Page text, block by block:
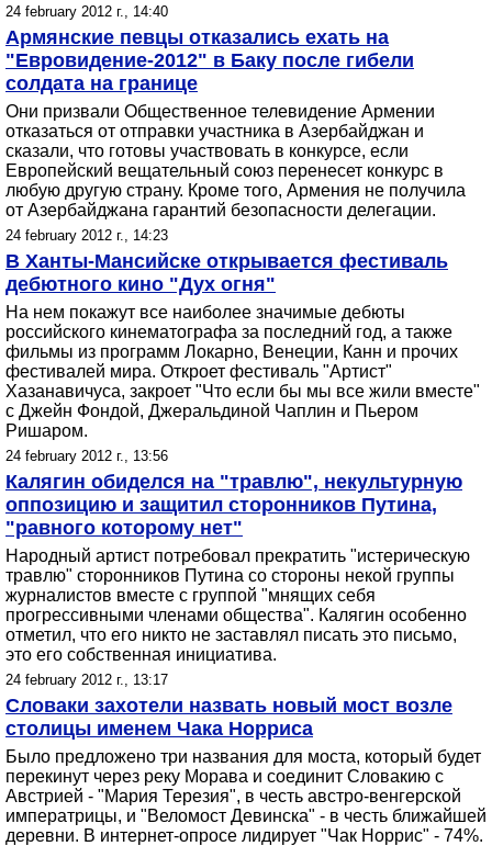
24 february 2012 г., 14:40
Армянские певцы отказались ехать на
"Евровидение-2012" в Баку после гибели
солдата на границе
Они призвали Общественное телевидение Армении
отказаться от отправки участника в Азербайджан и
сказали, что готовы участвовать в конкурсе, если
Европейский вещательный союз перенесет конкурс в
любую другую страну. Кроме того, Армения не получила
от Азербайджана гарантий безопасности делегации.
24 february 2012 г., 14:23
В Ханты-Мансийске открывается фестиваль
дебютного кино "Дух огня"
На нем покажут все наиболее значимые дебюты
российского кинематографа за последний год, а также
фильмы из программ Локарно, Венеции, Канн и прочих
фестивалей мира. Откроет фестиваль "Артист"
Хазанавичуса, закроет "Что если бы мы все жили вместе"
с Джейн Фондой, Джеральдиной Чаплин и Пьером
Ришаром.
24 february 2012 г., 13:56
Калягин обиделся на "травлю", некультурную
оппозицию и защитил сторонников Путина,
"равного которому нет"
Народный артист потребовал прекратить "истерическую
травлю" сторонников Путина со стороны некой группы
журналистов вместе с группой "мнящих себя
прогрессивными членами общества". Калягин особенно
отметил, что его никто не заставлял писать это письмо,
это его собственная инициатива.
24 february 2012 г., 13:17
Словаки захотели назвать новый мост возле
столицы именем Чака Норриса
Было предложено три названия для моста, который будет
перекинут через реку Морава и соединит Словакию с
Австрией - "Мария Терезия", в честь австро-венгерской
императрицы, и "Веломост Девинска" - в честь ближайшей
деревни. В интернет-опросе лидирует "Чак Норрис" - 74%.